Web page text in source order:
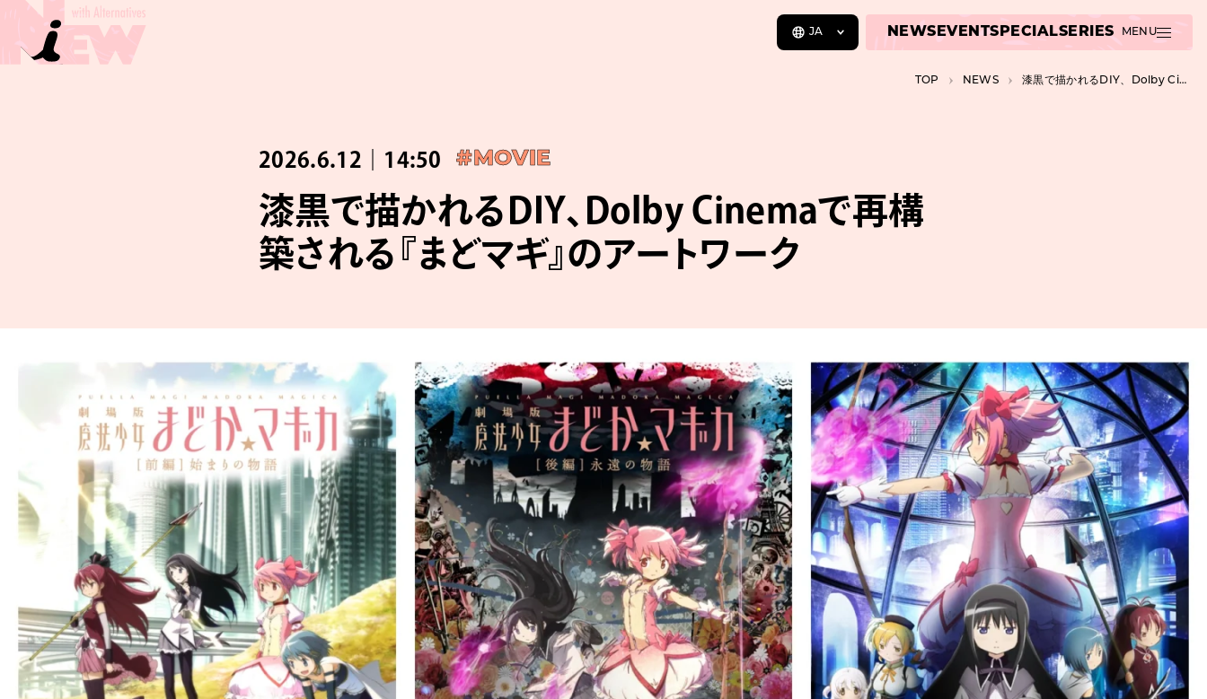
JA NEWS EVENTSPECIALSERIES MENU
TOP NEWS 漆黒で描かれるDIY、Dolby Cinemaで再構築される『まどマギ』のアートワーク
2026.6.12｜14:50 #MOVIE
漆黒で描かれるDIY、Dolby Cinemaで再構
築される『まどマギ』のアートワーク